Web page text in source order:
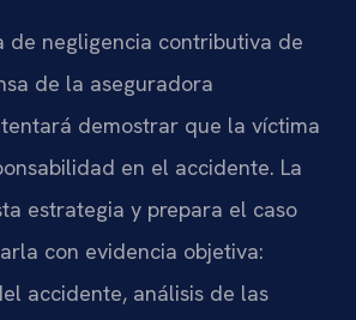
de negligencia contributiva de
de la aseguradora
demostrar que la víctima
en el accidente. La
estrategia y prepara el caso
con evidencia objetiva:
accidente, análisis de las